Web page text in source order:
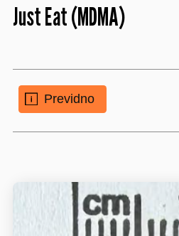
Just Eat (MDMA)
Previdno